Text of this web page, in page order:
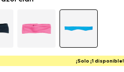
¡Solo ¡1 disponible!